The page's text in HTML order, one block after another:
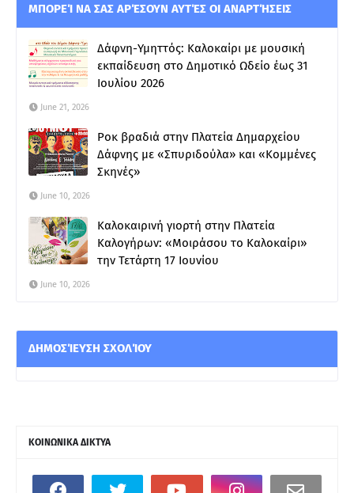
ΜΠΟΡΕΊ ΝΑ ΣΑΣ ΑΡΈΣΟΥΝ ΑΥΤΈΣ ΟΙ ΑΝΑΡΤΉΣΕΙΣ
Δάφνη-Υμηττός: Καλοκαίρι με μουσική
εκπαίδευση στο Δημοτικό Ωδείο έως 31
Ιουλίου 2026
June 21, 2026
Ροκ βραδιά στην Πλατεία Δημαρχείου
Δάφνης με «Σπυριδούλα» και «Κομμένες
Σκηνές»
June 10, 2026
Καλοκαιρινή γιορτή στην Πλατεία
Καλογήρων: «Μοιράσου το Καλοκαίρι»
την Τετάρτη 17 Ιουνίου
June 10, 2026
ΔΗΜΟΣΊΕΥΣΗ ΣΧΟΛΊΟΥ
ΚΟΙΝΩΝΙΚΑ ΔΙΚΤΥΑ